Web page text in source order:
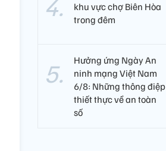
khu vực chợ Biên Hòa
trong đêm
Hưởng ứng Ngày An
ninh mạng Việt Nam
6/8: Những thông điệp
thiết thực về an toàn
số